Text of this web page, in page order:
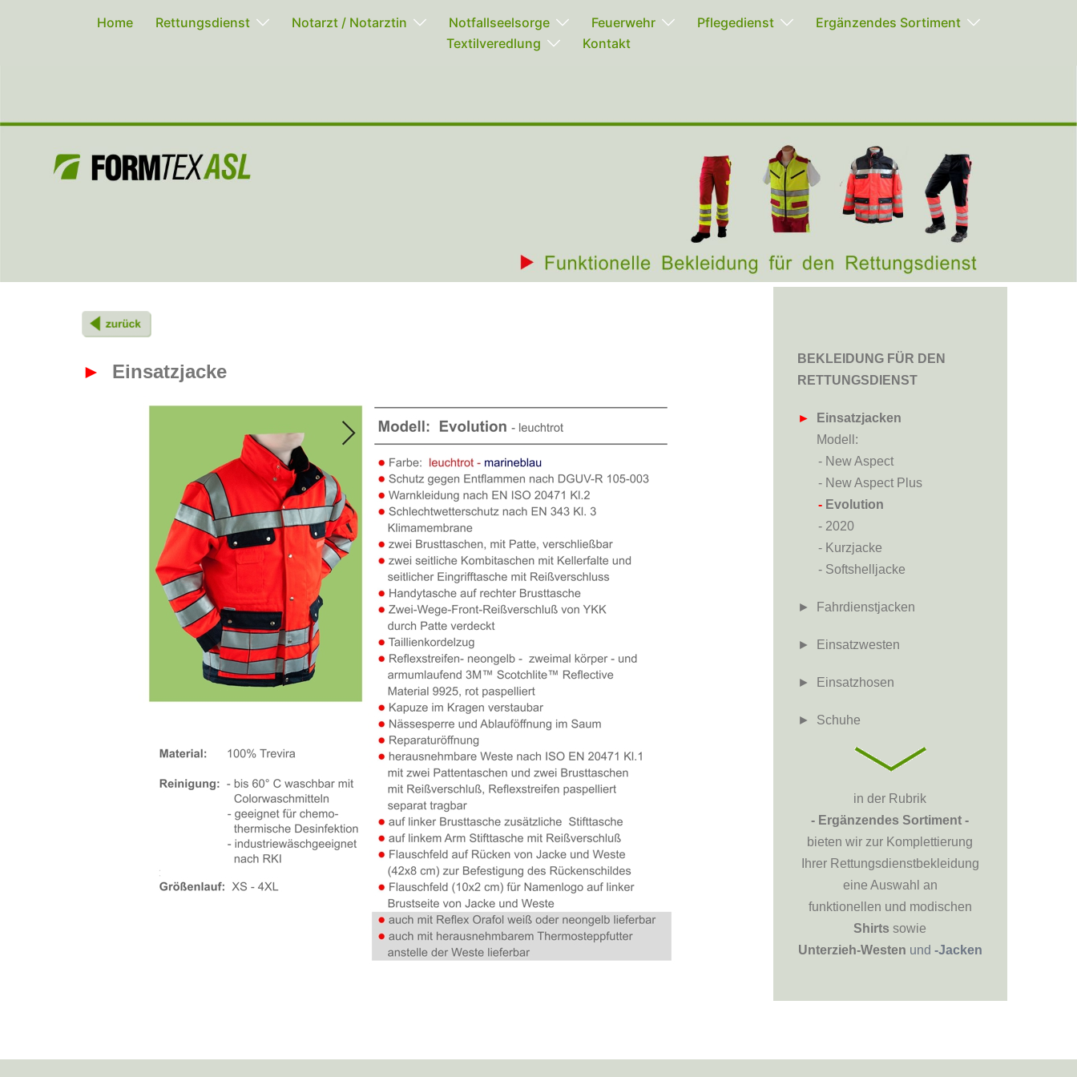
Home Rettungsdienst Notarzt / Notarztin Notfallseelsorge Feuerwehr Pflegedienst
Ergänzendes Sortiment
Textilveredlung
Kontakt
► Einsatzjacke
BEKLEIDUNG FÜR DEN
RETTUNGSDIENST
►
Einsatzjacken
Modell:
- New Aspect
- New Aspect Plus
-Evolution
- 2020
- Kurzjacke
- Softshelljacke
► Fahrdienstjacken
► Einsatzwesten
► Einsatzhosen
► Schuhe
in der Rubrik
- Ergänzendes Sortiment -
bieten wir zur Komplettierung
Ihrer Rettungsdienstbekleidung
eine Auswahl an
funktionellen und modischen
Shirtssowie
Unterzieh-Westen und -Jacken